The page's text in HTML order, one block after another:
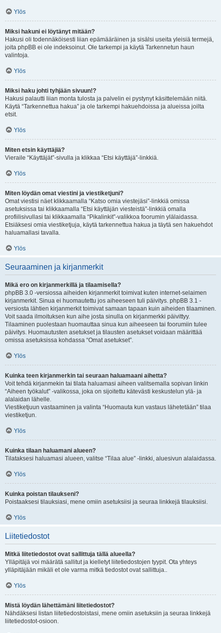
Ylös
Miksi hakuni ei löytänyt mitään?
Hakusi oli todennäköisesti liian epämääräinen ja sisälsi useita yleisiä termejä,
joita phpBB ei ole indeksoinut. Ole tarkempi ja käytä Tarkennetun haun
valintoja.
Ylös
Miksi haku johti tyhjään sivuun!?
Hakusi palautti liian monta tulosta ja palvelin ei pystynyt käsittelemään niitä.
Käytä “Tarkennettua hakua” ja ole tarkempi hakuehdoissa ja alueissa joilta
etsit.
Ylös
Miten etsin käyttäjiä?
Vieraile “Käyttäjät”-sivulla ja klikkaa “Etsi käyttäjä”-linkkiä.
Ylös
Miten löydän omat viestini ja viestiketjuni?
Omat viestisi näet klikkaamalla “Katso omia viestejäsi”-linkkiä omissa
asetuksissa tai klikkaamalla “Etsi käyttäjän viesteistä”-linkkiä omalla
profiilisivullasi tai klikkaamalla “Pikalinkit”-valikkoa foorumin ylälaidassa.
Etsiäksesi omia viestiketjuja, käytä tarkennettua hakua ja täytä sen hakuehdot
haluamallasi tavalla.
Ylös
Seuraaminen ja kirjanmerkit
Mikä ero on kirjanmerkillä ja tilaamisella?
phpBB 3.0 -versiossa aiheiden kirjanmerkit toimivat kuten internet-selaimen
kirjanmerkit. Sinua ei huomautettu jos aiheeseen tuli päivitys. phpBB 3.1 -
versiosta lähtien kirjanmerkit toimivat samaan tapaan kuin aiheiden tilaaminen.
Voit saada ilmoituksen kun aihe josta sinulla on kirjanmerkki päivittyy.
Tilaaminen puolestaan huomauttaa sinua kun aiheeseen tai foorumiin tulee
päivitys. Huomautusten asetukset ja tilausten asetukset voidaan määrittää
omissa asetuksissa kohdassa “Omat asetukset”.
Ylös
Kuinka teen kirjanmerkin tai seuraan haluamaani aihetta?
Voit tehdä kirjanmekin tai tilata haluamasi aiheen valitsemalla sopivan linkin
“Aiheen työkalut” -valikossa, joka on sijoitettu kätevästi keskustelun ylä- ja
alalaidan lähelle.
Viestiketjuun vastaaminen ja valinta “Huomauta kun vastaus lähetetään” tilaa
viestiketjun.
Ylös
Kuinka tilaan haluamani alueen?
Tilataksesi haluamasi alueen, valitse “Tilaa alue” -linkki, aluesivun alalaidassa.
Ylös
Kuinka poistan tilaukseni?
Poistaaksesi tilauksiasi, mene omiin asetuksiisi ja seuraa linkkejä tilauksiisi.
Ylös
Liitetiedostot
Mitkä liitetiedostot ovat sallittuja tällä alueella?
Ylläpitäjä voi määrätä sallitut ja kielletyt liitetiedostojen tyypit. Ota yhteys
ylläpitäjään mikäli et ole varma mitkä tiedostot ovat sallittuja..
Ylös
Mistä löydän lähettämäni liitetiedostot?
Nähdäksesi listan liitetiedostoistasi, mene omiin asetuksiin ja seuraa linkkejä
liitetiedostot-osioon.